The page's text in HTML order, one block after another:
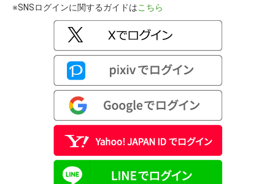
※SNSログインに関するガイドはこちら